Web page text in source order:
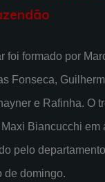
foi formado por
Fonseca,
e Rafinha. O
Biancucchi em
pelo
de domingo.